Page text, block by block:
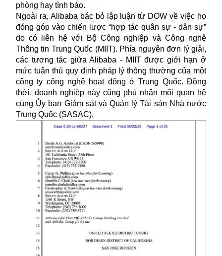
phòng hay tình báo.
Ngoài ra, Alibaba bác bỏ lập luận từ DOW về việc họ
đóng góp vào chiến lược “hợp tác quân sự - dân sự”
do có liên hệ với Bộ Công nghiệp và Công nghệ
Thông tin Trung Quốc (MIIT). Phía nguyên đơn lý giải,
các tương tác giữa Alibaba - MIIT được giới hạn ở
mức tuân thủ quy định pháp lý thông thường của một
công ty công nghệ hoạt động ở Trung Quốc. Đồng
thời, doanh nghiệp này cũng phủ nhận mối quan hệ
cùng Ủy ban Giám sát và Quản lý Tài sản Nhà nước
Trung Quốc (SASAC).